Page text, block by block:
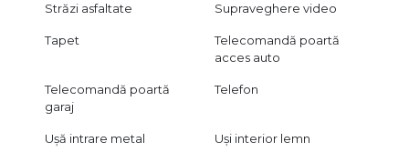
Străzi asfaltate Supraveghere video
Tapet
Telecomandă poartă
acces auto
Telecomandă poartă
garaj
Telefon
Ușă intrare metal Uși interior lemn